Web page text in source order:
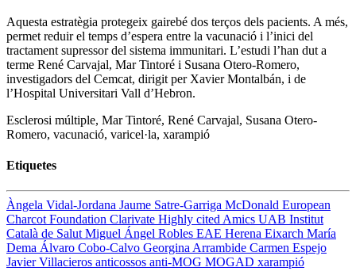
Aquesta estratègia protegeix gairebé dos terços dels pacients. A més,
permet reduir el temps d’espera entre la vacunació i l’inici del
tractament supressor del sistema immunitari. L’estudi l’han dut a
terme René Carvajal, Mar Tintoré i Susana Otero-Romero,
investigadors del Cemcat, dirigit per Xavier Montalbán, i de
l’Hospital Universitari Vall d’Hebron.
Esclerosi múltiple, Mar Tintoré, René Carvajal, Susana Otero-
Romero, vacunació, varicel·la, xarampió
Etiquetes
Àngela Vidal-Jordana Jaume Satre-Garriga McDonald European
Charcot Foundation Clarivate Highly cited Amics UAB Institut
Català de Salut Miguel Ángel Robles EAE Herena Eixarch María
Dema Álvaro Cobo-Calvo Georgina Arrambide Carmen Espejo
Javier Villacieros anticossos anti-MOG MOGAD xarampió